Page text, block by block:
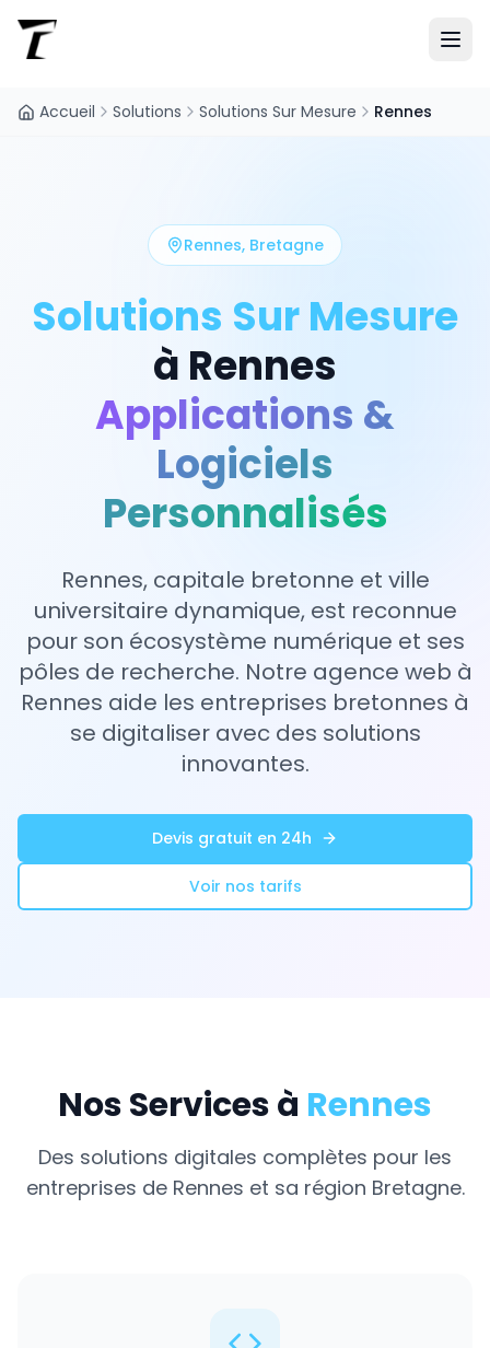
Accueil Solutions Solutions Sur Mesure Rennes
Rennes, Bretagne
Solutions Sur Mesure
à Rennes
Applications &
Logiciels
Personnalisés
Rennes, capitale bretonne et ville
universitaire dynamique, est reconnue
pour son écosystème numérique et ses
pôles de recherche. Notre agence web à
Rennes aide les entreprises bretonnes à
se digitaliser avec des solutions
innovantes.
Devis gratuit en 24h
Voir nos tarifs
Nos Services à Rennes
Des solutions digitales complètes pour les
entreprises de Rennes et sa région Bretagne.